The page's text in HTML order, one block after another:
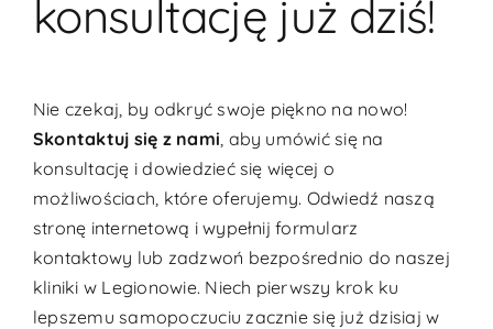
konsultację już dziś!
Nie czekaj, by odkryć swoje piękno na nowo!
Skontaktuj się z nami , aby umówić się na
konsultację i dowiedzieć się więcej o
możliwościach, które oferujemy. Odwiedź naszą
stronę internetową i wypełnij formularz
kontaktowy lub zadzwoń bezpośrednio do naszej
kliniki w Legionowie. Niech pierwszy krok ku
lepszemu samopoczuciu zacznie się już dzisiaj w